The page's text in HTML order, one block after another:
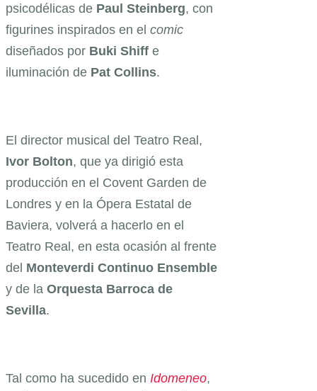
psicodélicas de Paul Steinberg, con
figurines inspirados en el comic
diseñados por Buki Shiff e
iluminación de Pat Collins.
El director musical del Teatro Real,
Ivor Bolton, que ya dirigió esta
producción en el Covent Garden de
Londres y en la Ópera Estatal de
Baviera, volverá a hacerlo en el
Teatro Real, en esta ocasión al frente
del Monteverdi Continuo Ensemble
y de la Orquesta Barroca de
Sevilla.
Tal como ha sucedido en Idomeneo,